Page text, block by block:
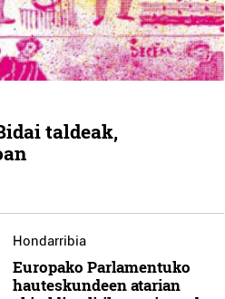
taldeak,
Hondarribia
Europako Parlamentuko
hauteskundeen atarian